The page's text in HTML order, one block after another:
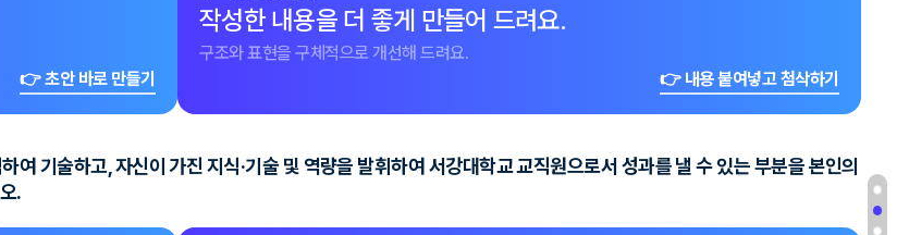
👉 초안 바로 만들기
작성한 내용을 더 좋게 만들어 드려요.
구조와 표현을 구체적으로 개선해 드려요.
👉 내용 붙여넣고 첨삭하기
기술하고, 자신이 가진 지식·기술 및 역량을 발휘하여 서강대학교 교직원으로서 성과를 낼 수 있는 부분을 본인의
.